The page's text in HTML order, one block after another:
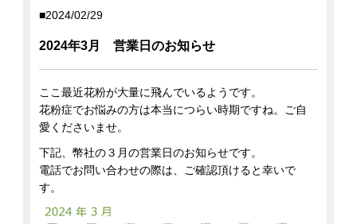
2024/02/29
2024年3月 営業日のお知らせ
ここ最近花粉が大量に飛んでいるようです。
花粉症でお悩みの方は本当につらい時期ですね。ご自
愛くださいませ。
下記、幣社の３月の営業日のお知らせです。
電話でお問い合わせの際は、ご確認頂けると幸いで
す。